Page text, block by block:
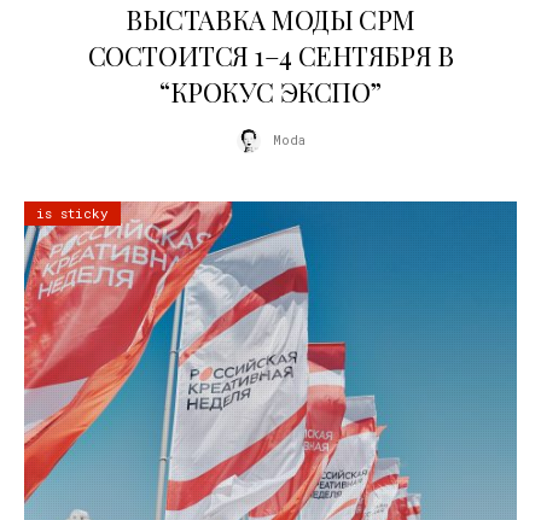
ВЫСТАВКА МОДЫ CPM
СОСТОИТСЯ 1–4 СЕНТЯБРЯ В
“КРОКУС ЭКСПО”
Moda
is sticky